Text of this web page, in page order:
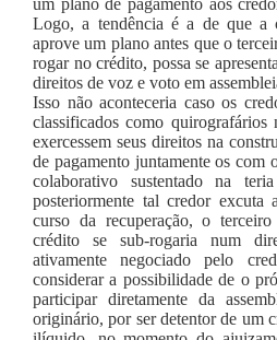
um plano de pagamento aos
Logo, a tendência é a de que a
aprove um plano antes que o
rogar no crédito, possa se
direitos de voz e voto em
Isso não aconteceria caso os
classificados como quirografários
exercessem seus direitos na
de pagamento juntamente os com
colaborativo sustentado na
posteriormente tal credor excuta
curso da recuperação, o
crédito se sub-rogaria num
ativamente negociado pelo
considerar a possibilidade de o
participar diretamente da
originário, por ser detentor de um